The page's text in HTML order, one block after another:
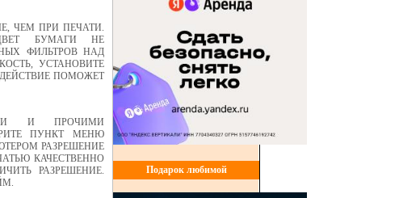
ЧЕМ ПРИ ПЕЧАТИ.
БУМАГИ НЕ
ФИЛЬТРОВ НАД
УСТАНОВИТЕ
ДЕЙСТВИЕ ПОМОЖЕТ
И ПРОЧИМИ
ПУНКТ МЕНЮ
РАЗРЕШЕНИЕ
КАЧЕСТВЕННО
РАЗРЕШЕНИЕ.
Подарок любимой